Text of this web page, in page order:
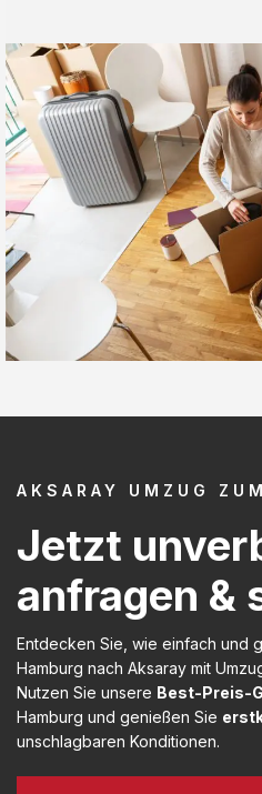
AKSARAY UMZUG
Jetzt
anfragen &
Entdecken Sie, wie einfach und
Hamburg nach Aksaray mit
Nutzen Sie unsere Best-Preis-
Hamburg und genießen Sie
unschlagbaren Konditionen.